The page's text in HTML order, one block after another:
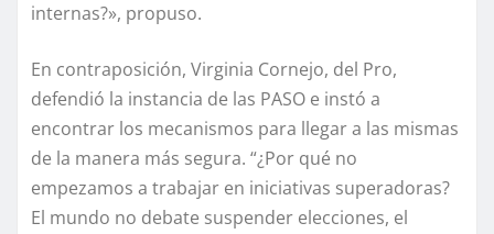
internas?», propuso.
En contraposición, Virginia Cornejo, del Pro,
defendió la instancia de las PASO e instó a
encontrar los mecanismos para llegar a las mismas
de la manera más segura. “¿Por qué no
empezamos a trabajar en iniciativas superadoras?
El mundo no debate suspender elecciones, el